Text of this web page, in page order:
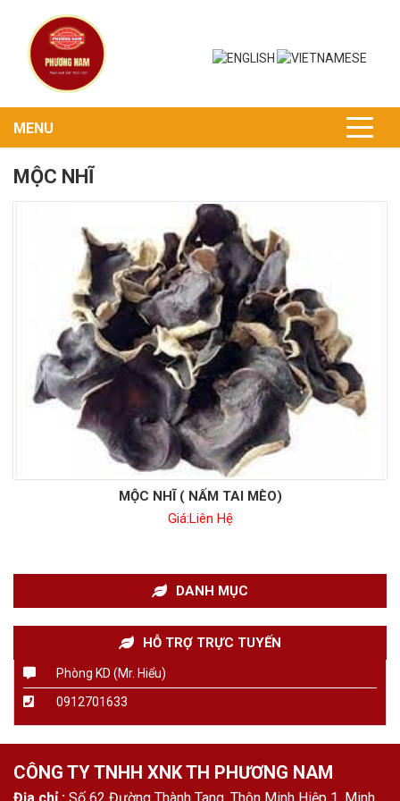
MENU
MỘC NHĨ
MỘC NHĨ ( NẤM TAI MÈO)
Giá:Liên Hệ
DANH MỤC
HỖ TRỢ TRỰC TUYẾN
Phòng KD (Mr. Hiểu)
0912701633
CÔNG TY TNHH XNK TH PHƯƠNG NAM